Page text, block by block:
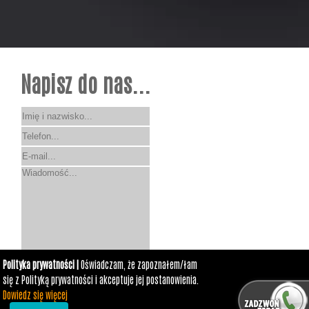
Napisz do nas...
Polityka prywatności |Oświadczam, że zapoznałem/łam
się z Polityką prywatności i akceptuje jej postanowienia.
Dowiedz się więcej